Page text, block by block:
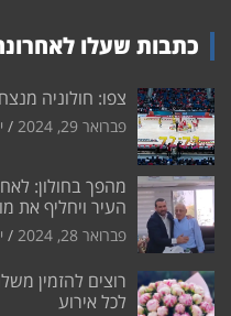
כתבות שעלו
צפו: חולוניה מנצחת 72:73 את הפועל
פברואר 29, 2024
העיר ויחליף את
פברואר 28, 2024
רוצים להזמין
לכל אירוע